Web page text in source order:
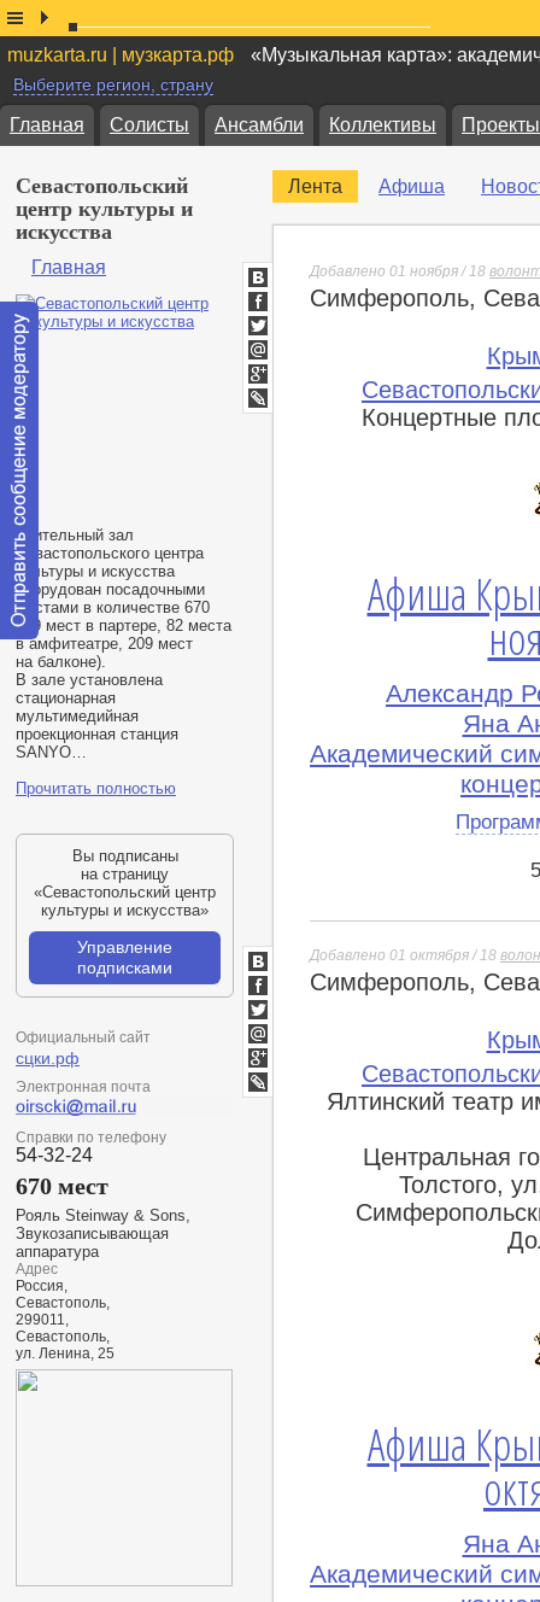
muzkarta.ru | музкарта.рф «Музыкальная карта»:
Выберите регион, страну
Главная Солисты Ансамбли Коллективы Проекты
Севастопольский
центр культуры и
искусства
Главная
Зрительный зал
Севастопольского центра
культуры и искусства
оборудован посадочными
местами в количестве 670
(379 мест в партере, 82 места
в амфитеатре, 209 мест
на балконе).
В зале установлена
стационарная
мультимедийная
проекционная станция
SANYO…
Прочитать полностью
Вы подписаны
на страницу
«Севастопольский центр
культуры и искусства»
Управление
подписками
Официальный сайт
сцки.рф
Электронная почта
Справки по телефону
54-32-24
670 мест
Рояль Steinway & Sons,
Звукозаписывающая
аппаратура
Адрес
Россия,
Севастополь,
299011,
Севастополь,
ул. Ленина, 25
Лента Афиша
Добавлено 01 ноября / 18
Симферополь,
Концертные
Афиша
Александр
Яна
Академический
ВКонтакте
Facebook
Twitter
Мой
Мир
Google+
lj
Добавлено 01 октября / 18
Симферополь,
Ялтинский театр
Центральная
Толстого,
Афиша
Яна
Академический
ВКонтакте
Facebook
Twitter
Мой
Мир
Google+
lj
Отправить
сообщение
модератору